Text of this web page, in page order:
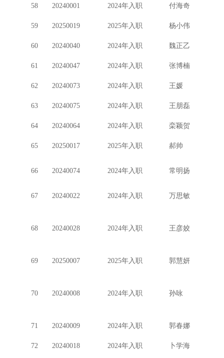
58 20240001 2024年入职 付海奇
59 20250019 2025年入职 杨小伟
60 20240040 2024年入职 魏正乙
61 20240047 2024年入职 张博楠
62 20240073 2024年入职 王媛
63 20240075 2024年入职 王朋磊
64 20240064 2024年入职 栾颖贺
65 20250017 2025年入职 郝帅
66 20240074 2024年入职 常明扬
67 20240022 2024年入职 万思敏
68 20240028 2024年入职 王彦姣
69 20250007 2025年入职 郭慧妍
70 20240008 2024年入职 孙咏
71 20240009 2024年入职 郭春娜
72 20240018 2024年入职 卜学海